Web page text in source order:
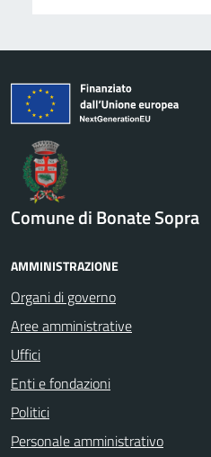
Comune di Bonate Sopra
AMMINISTRAZIONE
Organi di governo
Aree amministrative
Uffici
Enti e fondazioni
Politici
Personale amministrativo